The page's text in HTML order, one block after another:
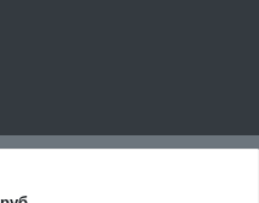
магазин «Nuahule», 2020